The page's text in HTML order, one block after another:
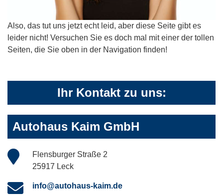
Also, das tut uns jetzt echt leid, aber diese Seite gibt es
leider nicht! Versuchen Sie es doch mal mit einer der tollen
Seiten, die Sie oben in der Navigation finden!
Ihr Kontakt zu uns:
Autohaus Kaim GmbH
Flensburger Straße 2
25917 Leck
info@autohaus-kaim.de